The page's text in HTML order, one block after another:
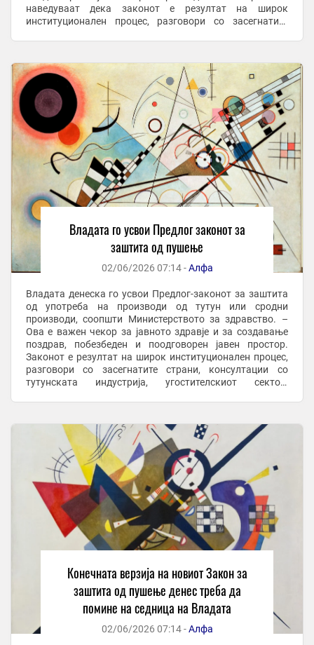
наведуваат дека законот е резултат на широк
институционален процес, разговори со засегнатите
Владата го усвои Предлог законот за
заштита од пушење
02/06/2026 07:14 -Алфа
Владата денеска го усвои Предлог-законот за заштита
од употреба на производи од тутун или сродни
производи, соопшти Министерството за здравство. –
Ова е важен чекор за јавното здравје и за создавање
поздрав, побезбеден и поодговорен јавен простор.
Законот е резултат на широк институционален процес,
разговори со засегнатите страни, консултации со
тутунската индустрија, угостителскиот сектор,
Конечната верзија на новиот Закон за
заштита од пушење денес треба да
помине на седница на Владата
02/06/2026 07:14 -Алфа